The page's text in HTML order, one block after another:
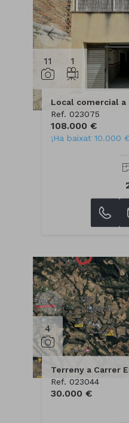
11 1
Local comercial a
Ref. 023075
108.000 €
¡Ha baixat 10.000
4
Terreny a Carrer
Ref. 023044
30.000 €